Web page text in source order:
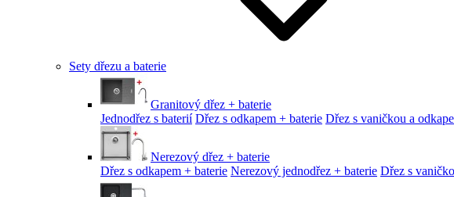
Sety dřezu a baterie
Granitový dřez + baterie
Jednodřez s baterií Dřez s odkapem + baterie Dřez s vaničkou a
Nerezový dřez + baterie
Dřez s odkapem + baterie Nerezový jednodřez + baterie Dřez s